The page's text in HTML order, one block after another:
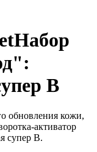
Набор
В
обновления кожи,
активатор
супер В.